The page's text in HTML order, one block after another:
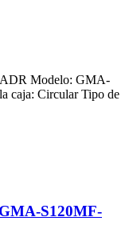
Modelo: GMA-
caja: Circular Tipo de
S120MF-